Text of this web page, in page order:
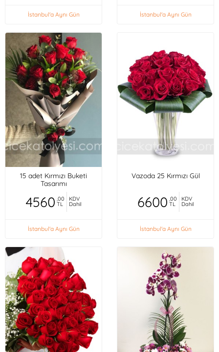
İstanbul'a Aynı Gün İstanbul'a Aynı Gün
15 adet Kırmızı Buketi
Tasarımı
4560 ,00
TL
KDV
Dahil
İstanbul'a Aynı Gün
Vazoda 25 Kırmızı Gül
6600 ,00
TL
KDV
Dahil
İstanbul'a Aynı Gün